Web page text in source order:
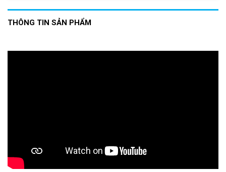
THÔNG TIN SẢN PHẨM